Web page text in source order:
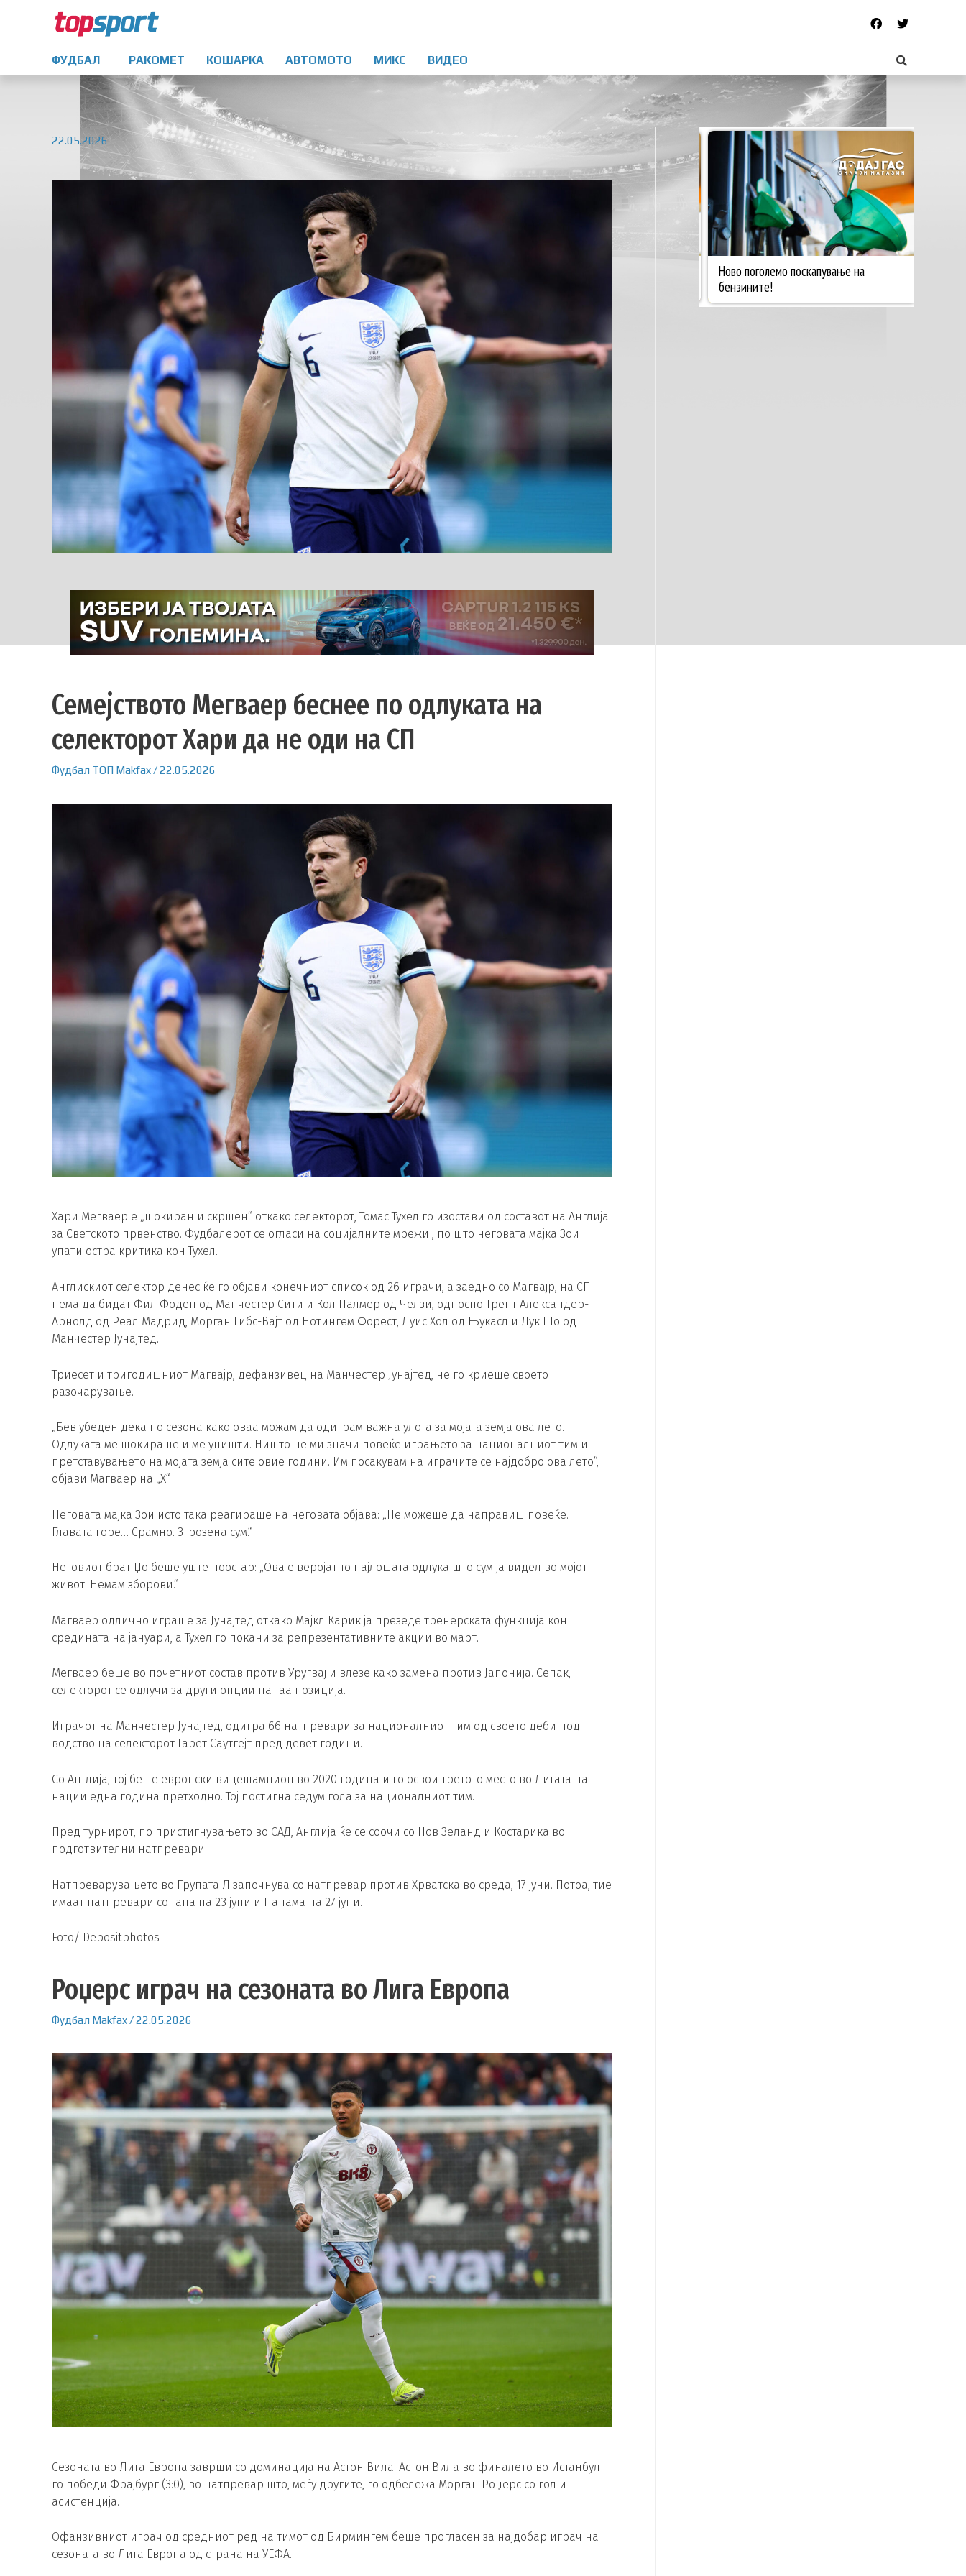
ФУДБАЛ РАКОМЕТ КОШАРКА АВТОМОТО МИКС ВИДЕО
22.05.2026
Семејството Мегваер беснее по одлуката на
селекторот Хари да не оди на СП
Фудбал ТОП Makfax/22.05.2026
Хари Мегваер е „шокиран и скршен“ откако селекторот, Томас Тухел го изостави од составот на Англија
за Светското првенство. Фудбалерот се огласи на социјалните мрежи , по што неговата мајка Зои
упати остра критика кон Тухел.
Англискиот селектор денес ќе го објави конечниот список од 26 играчи, а заедно со Магвајр, на СП
нема да бидат Фил Фоден од Манчестер Сити и Кол Палмер од Челзи, односно Трент Александер-
Арнолд од Реал Мадрид, Морган Гибс-Вајт од Нотингем Форест, Луис Хол од Њукасл и Лук Шо од
Манчестер Јунајтед.
Триесет и тригодишниот Магвајр, дефанзивец на Манчестер Јунајтед, не го криеше своето
разочарување.
„Бев убеден дека по сезона како оваа можам да одиграм важна улога за мојата земја ова лето.
Одлуката ме шокираше и ме уништи. Ништо не ми значи повеќе играњето за националниот тим и
претставувањето на мојата земја сите овие години. Им посакувам на играчите се најдобро ова лето“,
објави Магваер на „X“.
Неговата мајка Зои исто така реагираше на неговата објава: „Не можеше да направиш повеќе.
Главата горе… Срамно. Згрозена сум.“
Неговиот брат Џо беше уште поостар: „Ова е веројатно најлошата одлука што сум ја видел во мојот
живот. Немам зборови.“
Магваер одлично играше за Јунајтед откако Мајкл Карик ја презеде тренерската функција кон
средината на јануари, а Тухел го покани за репрезентативните акции во март.
Мегваер беше во почетниот состав против Уругвај и влезе како замена против Јапонија. Сепак,
селекторот се одлучи за други опции на таа позиција.
Играчот на Манчестер Јунајтед, одигра 66 натпревари за националниот тим од своето деби под
водство на селекторот Гарет Саутгејт пред девет години.
Со Англија, тој беше европски вицешампион во 2020 година и го освои третото место во Лигата на
нации една година претходно. Тој постигна седум гола за националниот тим.
Пред турнирот, по пристигнувањето во САД, Англија ќе се соочи со Нов Зеланд и Костарика во
подготвителни натпревари.
Натпреварувањето во Групата Л започнува со натпревар против Хрватска во среда, 17 јуни. Потоа, тие
имаат натпревари со Гана на 23 јуни и Панама на 27 јуни.
Foto/ Depositphotos
Роџерс играч на сезоната во Лига Европа
Фудбал Makfax/22.05.2026
Сезоната во Лига Европа заврши со доминација на Астон Вила. Астон Вила во финалето во Истанбул
го победи Фрајбург (3:0), во натпревар што, меѓу другите, го одбележа Морган Роџерс со гол и
асистенција.
Офанзивниот играч од средниот ред на тимот од Бирмингем беше прогласен за најдобар играч на
сезоната во Лига Европа од страна на УЕФА.